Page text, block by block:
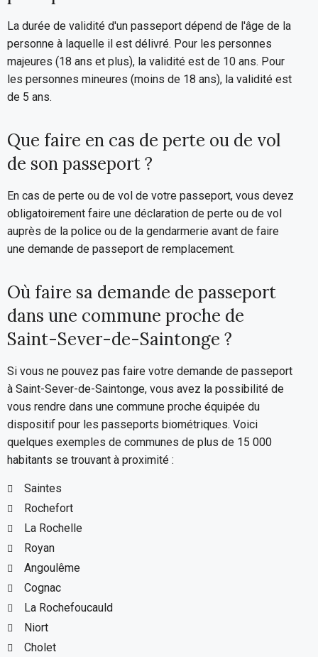
La durée de validité d'un passeport dépend de l'âge de la
personne à laquelle il est délivré. Pour les personnes
majeures (18 ans et plus), la validité est de 10 ans. Pour
les personnes mineures (moins de 18 ans), la validité est
de 5 ans.
Que faire en cas de perte ou de vol
de son passeport ?
En cas de perte ou de vol de votre passeport, vous devez
obligatoirement faire une déclaration de perte ou de vol
auprès de la police ou de la gendarmerie avant de faire
une demande de passeport de remplacement.
Où faire sa demande de passeport
dans une commune proche de
Saint-Sever-de-Saintonge ?
Si vous ne pouvez pas faire votre demande de passeport
à Saint-Sever-de-Saintonge, vous avez la possibilité de
vous rendre dans une commune proche équipée du
dispositif pour les passeports biométriques. Voici
quelques exemples de communes de plus de 15 000
habitants se trouvant à proximité :
Saintes
Rochefort
La Rochelle
Royan
Angoulême
Cognac
La Rochefoucauld
Niort
Cholet